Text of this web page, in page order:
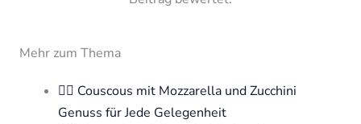
Mehr zum Thema
🧘‍♀️ Couscous mit Mozzarella und Zucchini
Genuss für Jede Gelegenheit